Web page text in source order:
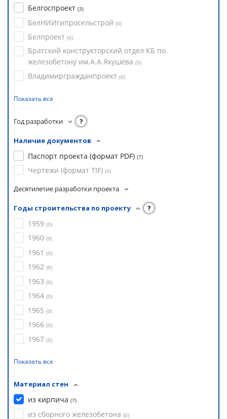
Белгоспроект (3)
БелНИИгипросельстрой (0)
Белпроект (0)
Братский конструкторский отдел КБ по
железобетону им.А.А.Якушева (0)
Владимиргражданпроект (0)
Показать все
Год разработки ?
Наличие документов
Паспорт проекта (формат PDF) (7)
Чертежи (формат TIF) (0)
Десятилетие разработки проекта
Годы строительства по проекту ?
1959 (0)
1960 (0)
1961 (0)
1962 (0)
1963 (0)
1964 (0)
1965 (0)
1966 (0)
1967 (0)
Показать все
Материал стен
из кирпича (7)
из сборного железобетона (0)